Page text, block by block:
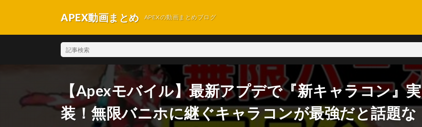
APEX動画まとめ APEXの動画まとめブログ
【Apexモバイル】最新アプデで『新キャラコン』実
装！無限バニホに継ぐキャラコンが最強だと話題な